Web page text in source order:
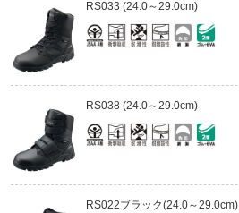
RS033 (24.0～29.0cm)
RS038 (24.0～29.0cm)
RS022ブラック(24.0～29.0cm)